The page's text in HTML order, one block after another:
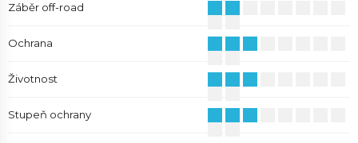
Záběr off-road
Ochrana
Životnost
Stupeň ochrany